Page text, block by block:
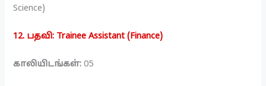
Science)
12. பதவி: Trainee Assistant (Finance)
காலியிடங்கள்: 05